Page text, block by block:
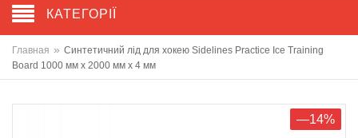
КАТЕГОРІЇ
Главная » Синтетичний лід для хокею Sidelines Practice Ice Training
Board 1000 мм x 2000 мм x 4 мм
—14%